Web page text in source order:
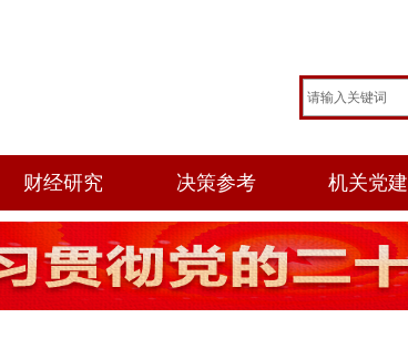
财经研究 决策参考 机关党建